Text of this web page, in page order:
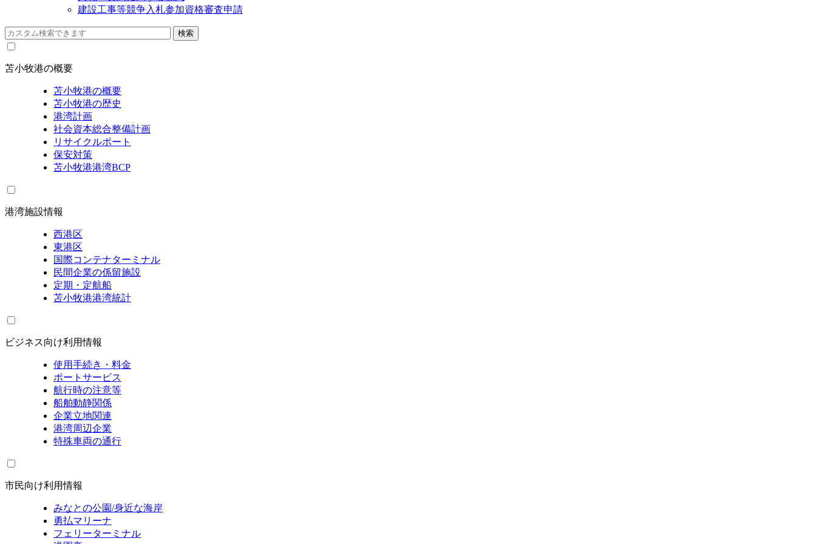
建設工事等競争入札参加資格審査申請
苫小牧港の概要
苫小牧港の概要
苫小牧港の歴史
港湾計画
社会資本総合整備計画
リサイクルポート
保安対策
苫小牧港港湾BCP
港湾施設情報
西港区
東港区
国際コンテナターミナル
民間企業の係留施設
定期・定航船
苫小牧港港湾統計
ビジネス向け利用情報
使用手続き・料金
ポートサービス
航行時の注意等
船舶動静関係
企業立地関連
港湾周辺企業
特殊車両の通行
市民向け利用情報
みなとの公園/身近な海岸
勇払マリーナ
フェリーターミナル